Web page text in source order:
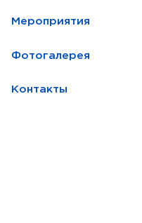
Мероприятия
Фотогалерея
Контакты